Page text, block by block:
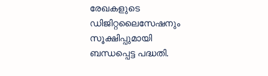
രേഖകളുടെ
ഡിജിറ്റലൈസേഷനും
സൂക്ഷിപ്പുമായി
ബന്ധപ്പെട്ട പദ്ധതി.